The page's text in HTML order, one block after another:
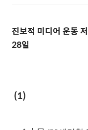
진보적 미디어 운동
28일
(1)